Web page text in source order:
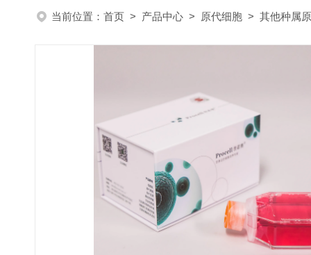
当前位置： 首页 > 产品中心 > 原代细胞 > 其他种属